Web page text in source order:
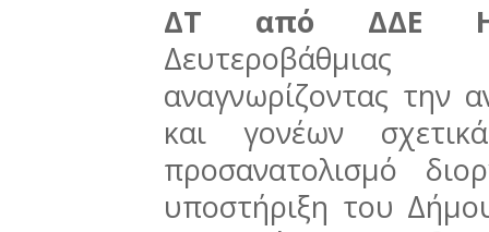
ΔΤ από ΔΔΕ
Δευτεροβάθμιας
αναγνωρίζοντας την
και γονέων
προσανατολισμό
υποστήριξη του